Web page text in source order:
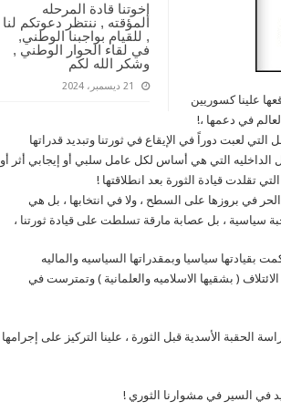
إخوتنا قادة المرحله
المؤقته , ننتظر دعوتكم لنا
, للقيام بواجبنا الوطني,
في لقاء الحوار الوطني ,
وشكر الله لكم
21 ديسمبر، 2024
علينا كسوريين
في دعمها ،!
لعبت دوراً في الإيقاع في ثورتنا وتبديد قدراتها
الداخليه التي هي أساس لكل عامل سلبي أو إيجابي أثر أو
تقلدت قيادة الثورة بعد انطلاقتها !
في بروزها على السطح ، ولا في انتخابها ، بل هي
سياسية ، بل عصابة مارقة تسلطت على قيادة ثورتنا ،
سياسيا وبمقدراتها السياسيه والماليه
( بشقيها الاسلاميه والعلمانية ) وتمترست في
الأسدية قبل الثورة ، علينا التركيز على إجرامها
في السير في مشوارنا الثوري !